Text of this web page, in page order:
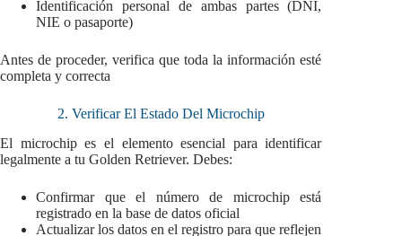
Identificación personal de ambas partes (DNI,
NIE o pasaporte)
Antes de proceder, verifica que toda la información esté
completa y correcta
2. Verificar El Estado Del Microchip
El microchip es el elemento esencial para identificar
legalmente a tu Golden Retriever. Debes:
Confirmar que el número de microchip está
registrado en la base de datos oficial
Actualizar los datos en el registro para que reflejen